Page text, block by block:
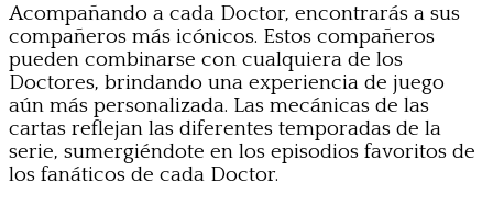
Acompañando a cada Doctor, encontrarás a sus
compañeros más icónicos. Estos compañeros
pueden combinarse con cualquiera de los
Doctores, brindando una experiencia de juego
aún más personalizada. Las mecánicas de las
cartas reflejan las diferentes temporadas de la
serie, sumergiéndote en los episodios favoritos de
los fanáticos de cada Doctor.